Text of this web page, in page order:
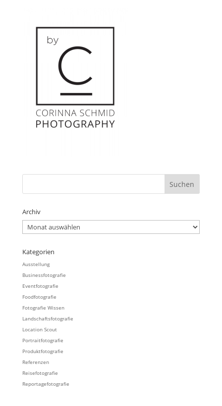
Archiv
Archiv
Kategorien
Ausstellung
Businessfotografie
Eventfotografie
Foodfotografie
Fotografie Wissen
Landschaftsfotografie
Location Scout
Portraitfotografie
Produktfotografie
Referenzen
Reisefotografie
Reportagefotografie